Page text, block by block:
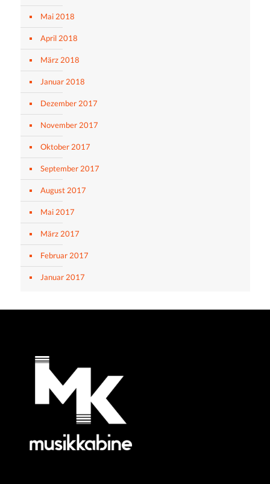
Mai 2018
April 2018
März 2018
Januar 2018
Dezember 2017
November 2017
Oktober 2017
September 2017
August 2017
Mai 2017
März 2017
Februar 2017
Januar 2017